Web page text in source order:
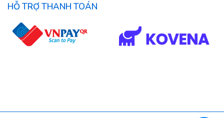
HỖ TRỢ THANH TOÁN